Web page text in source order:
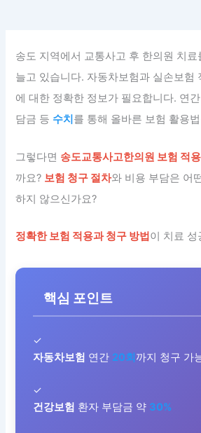
송도 지역에서 교통사고 후 한의원 치료
늘고 있습니다. 자동차보험과 실손보험
에 대한 정확한 정보가 필요합니다. 연
담금 등 수치를 통해 올바른 보험 활용
그렇다면 송도교통사고한의원 보험 적용
까요? 보험 청구 절차와 비용 부담은 어
하지 않으신가요?
정확한 보험 적용과 청구 방법이 치료 성
핵심 포인트
✓
자동차보험 연간 20회 까지 청구 가
✓
건강보험 환자 부담금 약 30%